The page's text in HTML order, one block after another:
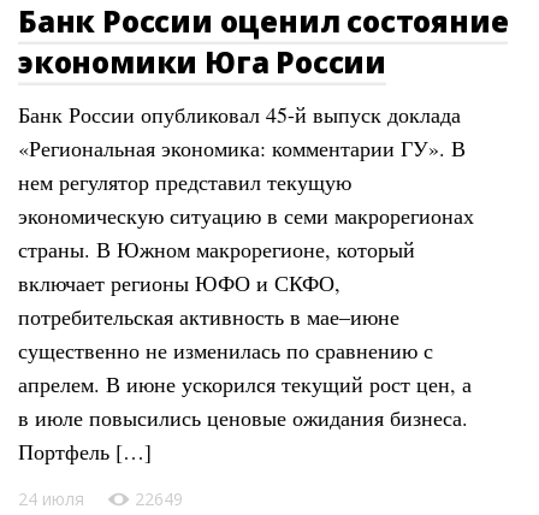
Банк России оценил состояние
экономики Юга России
Банк России опубликовал 45-й выпуск доклада
«Региональная экономика: комментарии ГУ». В
нем регулятор представил текущую
экономическую ситуацию в семи макрорегионах
страны. В Южном макрорегионе, который
включает регионы ЮФО и СКФО,
потребительская активность в мае–июне
существенно не изменилась по сравнению с
апрелем. В июне ускорился текущий рост цен, а
в июле повысились ценовые ожидания бизнеса.
Портфель […]
24 июля 22649